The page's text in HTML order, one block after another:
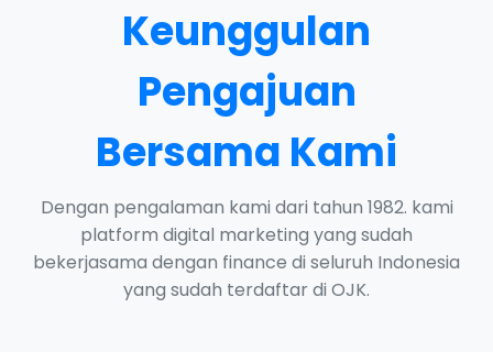
Keunggulan
Pengajuan
Bersama Kami
Dengan pengalaman kami dari tahun 1982. kami
platform digital marketing yang sudah
bekerjasama dengan finance di seluruh Indonesia
yang sudah terdaftar di OJK.